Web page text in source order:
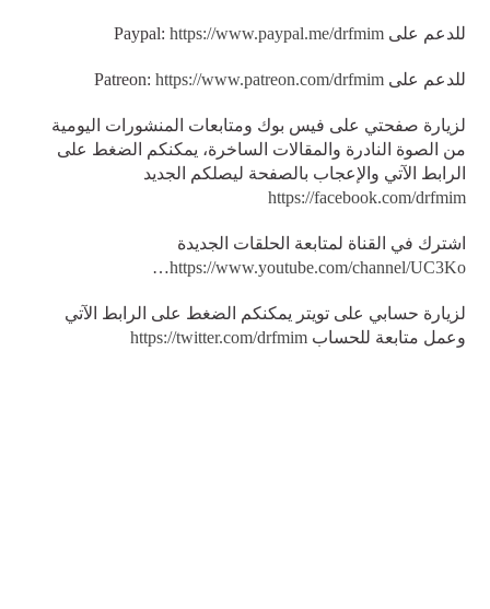
للدعم على Paypal:https://www.paypal.me/drfmim
للدعم على Patreon:https://www.patreon.com/drfmim
لزيارة صفحتي على فيس بوك ومتابعات المنشورات اليومية
من الصوة النادرة والمقالات الساخرة، يمكنكم الضغط على
الرابط الآتي والإعجاب بالصفحة ليصلكم الجديد
https://facebook.com/drfmim
اشترك في القناة لمتابعة الحلقات الجديدة
https://www.youtube.com/channel/UC3Ko
…
لزيارة حسابي على تويتر يمكنكم الضغط على الرابط الآتي
وعمل متابعة للحسابhttps://twitter.com/drfmim